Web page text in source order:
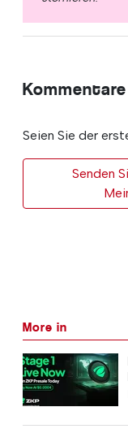
Kommentare
Seien Sie der
Senden
More in